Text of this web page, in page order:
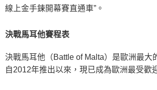
線上金手鍊開幕賽直通車”。
決戰馬耳他賽程表
決戰馬耳他（Battle of Malta）是歐洲最大
自2012年推出以來，現已成為歐洲最受歡